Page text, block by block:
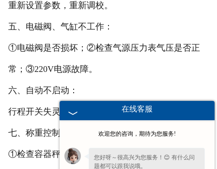
重新设置参数，重新调校。
五、电磁阀、气缸不工作：
①电磁阀是否损坏；②检查气源压力表气压是否正
常；③220V电源故障。
六、自动不启动：
行程开关失灵
七、称重控制器显示不稳定：
①检查容器秤斗，固定好；
在线客服
欢迎您的咨询，期待为您服务!
您好呀～很高兴为您服务！😊 有什么问
题都可以跟我说哦。